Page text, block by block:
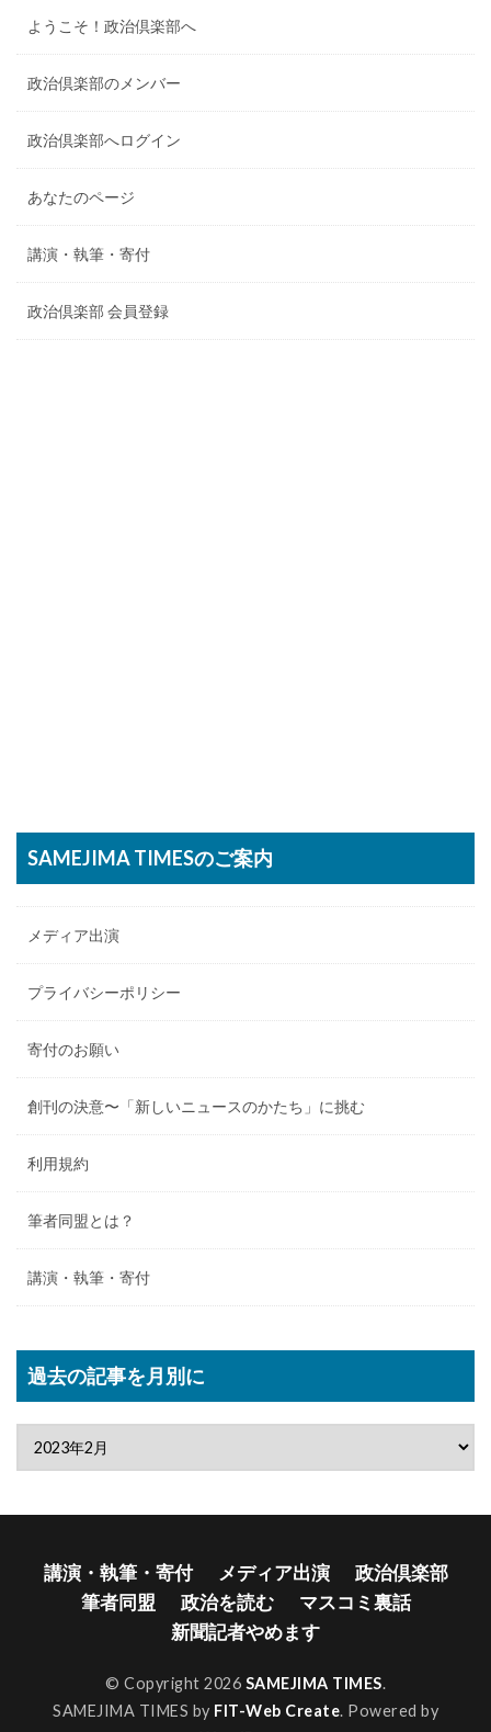
ようこそ！政治倶楽部へ
政治倶楽部のメンバー
政治倶楽部へログイン
あなたのページ
講演・執筆・寄付
政治倶楽部 会員登録
SAMEJIMA TIMESのご案内
メディア出演
プライバシーポリシー
寄付のお願い
創刊の決意〜「新しいニュースのかたち」に挑む
利用規約
筆者同盟とは？
講演・執筆・寄付
過去の記事を月別に
講演・執筆・寄付 メディア出演
政治倶楽部
筆者同盟
政治を読む
マスコミ裏話
新聞記者やめます
© Copyright 2026 SAMEJIMA TIMES.
SAMEJIMA TIMES by FIT-Web Create. Powered by